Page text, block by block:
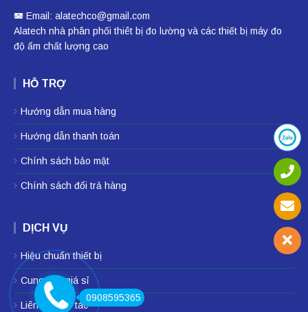
Email: alatechco@gmail.com
Alatech nhà phân phối thiêt bị đo lường và các thiết bị máy đo
độ ẩm chất lượng cao
HỖ TRỢ
Hướng dẫn mua hàng
Hướng dẫn thanh toán
Chính sách bảo mật
Chính sách đổi trả hàng
DỊCH VỤ
Hiệu chuẩn thiết bị
Cung cấp giá sỉ
Liên hệ hợp tác
0908595365